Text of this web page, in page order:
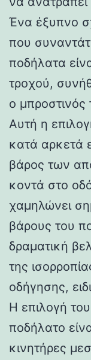
Ένα έξυπνο
που
ποδήλατα
τροχού,
ο μπροστινός
Αυτή η
κατά αρκετά
βάρος των
κοντά στο
χαμηλώνει
βάρους του
δραματική
της
οδήγησης,
Η επιλογή
ποδήλατο
κινητήρες